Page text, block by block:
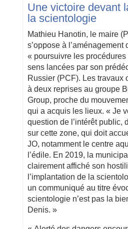
Une victoire devant
la scientologie
Mathieu Hanotin, le maire
s’oppose à l’aménagement
« poursuivre les
sens lancées par son
Russier (PCF). Les travaux
à deux reprises au groupe
Group, proche du
qui a acquis les lieux. « Je
question de l’intérêt public,
sur cette zone, qui doit
JO, notamment le centre
l’édile. En 2019, la
clairement affiché son
l’implantation de la
un communiqué au titre
scientologie n’est pas la
Denis. »